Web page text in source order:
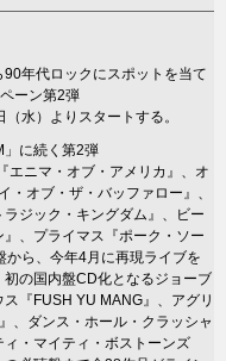
年代ロックにスポットを当て
ーン第2弾
水）よりスタートする。
に続く第2弾
エニマ・オブ・アメリカ』、オ
・オブ・ザ・バッファロー』、
ジック・キングダム』、ビー
、プライマス『ポーク・ソー
ら、今年4月に再現ライブを
の国内盤CD化となるジョーブ
『FUSH YU MANG』、アグリ
、ダンス・ホール・クラッシャ
・マイティ・ボストーンズ